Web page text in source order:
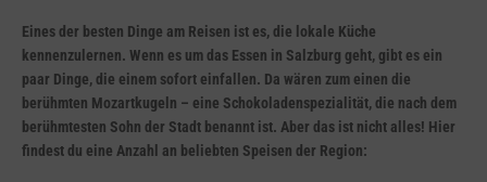
Eines der besten Dinge am Reisen ist es, die lokale Küche
kennenzulernen. Wenn es um das Essen in Salzburg geht, gibt es ein
paar Dinge, die einem sofort einfallen. Da wären zum einen die
berühmten Mozartkugeln – eine Schokoladenspezialität, die nach dem
berühmtesten Sohn der Stadt benannt ist. Aber das ist nicht alles! Hier
findest du eine Anzahl an beliebten Speisen der Region: